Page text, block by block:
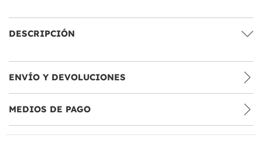
DESCRIPCIÓN
ENVÍO Y DEVOLUCIONES
MEDIOS DE PAGO